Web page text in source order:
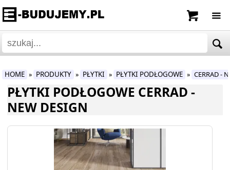
HOME » PRODUKTY » PŁYTKI » PŁYTKI PODŁOGOWE » CERRAD -
PŁYTKI PODŁOGOWE CERRAD -
NEW DESIGN